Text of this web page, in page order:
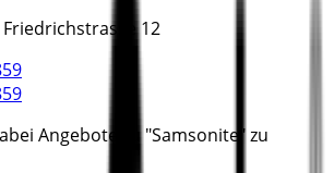
12
Angebote zu "Samsonite" zu